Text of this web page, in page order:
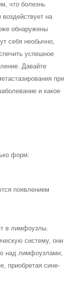
что болезнь
воздействует на
обнаружены
себя необычно,
успешное
Давайте
при
и какое
форм:
появлением
в лимфоузлы.
систему, они
над лимфоузлами,
приобретая сине-